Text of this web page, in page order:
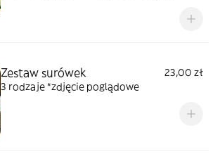
Zestaw surówek
23,00 zł
3 rodzaje *zdjęcie poglądowe